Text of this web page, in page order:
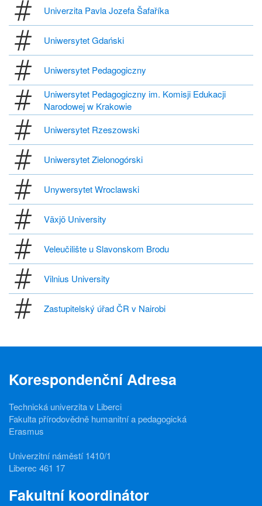
Univerzita Pavla Jozefa Šafaříka
Uniwersytet Gdański
Uniwersytet Pedagogiczny
Uniwersytet Pedagogiczny im. Komisji Edukacji
Narodowej w Krakowie
Uniwersytet Rzeszowski
Uniwersytet Zielonogórski
Unywersytet Wroclawski
Växjö University
Veleučilište u Slavonskom Brodu
Vilnius University
Zastupitelský úřad ČR v Nairobi
Korespondenční Adresa
Technická univerzita v Liberci
Fakulta přírodovědně humanitní a pedagogická
Erasmus
Univerzitní náměstí 1410/1
Liberec 461 17
Fakultní koordinátor